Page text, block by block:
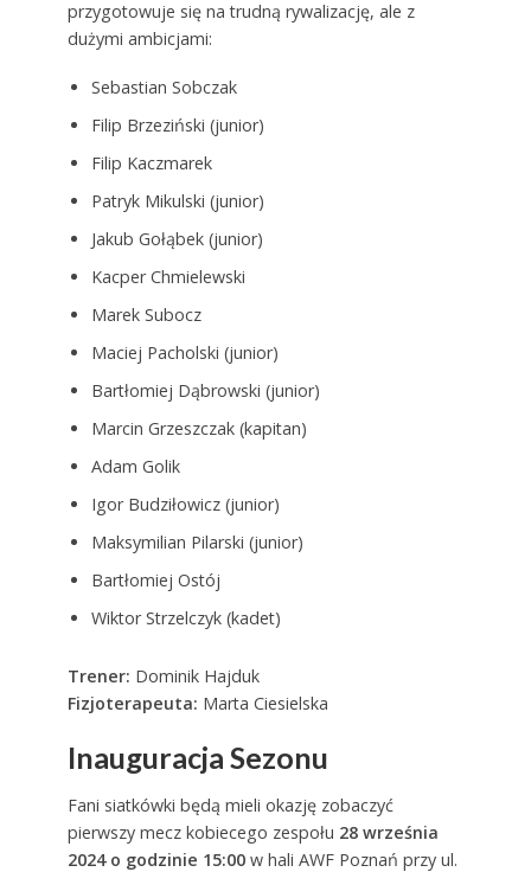
przygotowuje się na trudną rywalizację, ale z
dużymi ambicjami:
Sebastian Sobczak
Filip Brzeziński (junior)
Filip Kaczmarek
Patryk Mikulski (junior)
Jakub Gołąbek (junior)
Kacper Chmielewski
Marek Subocz
Maciej Pacholski (junior)
Bartłomiej Dąbrowski (junior)
Marcin Grzeszczak (kapitan)
Adam Golik
Igor Budziłowicz (junior)
Maksymilian Pilarski (junior)
Bartłomiej Ostój
Wiktor Strzelczyk (kadet)
Trener: Dominik Hajduk
Fizjoterapeuta: Marta Ciesielska
Inauguracja Sezonu
Fani siatkówki będą mieli okazję zobaczyć
pierwszy mecz kobiecego zespołu 28 września
2024 o godzinie 15:00w hali AWF Poznań przy ul.